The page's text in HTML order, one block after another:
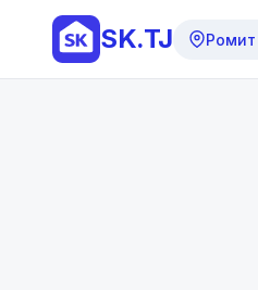
SK.TJ Ромит